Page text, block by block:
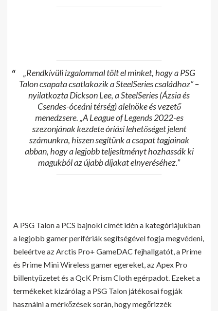
„Rendkívüli izgalommal tölt el minket, hogy a PSG
Talon csapata csatlakozik a SteelSeries családhoz” –
nyilatkozta Dickson Lee, a SteelSeries (Ázsia és
Csendes-óceáni térség) alelnöke és vezető
menedzsere. „A League of Legends 2022-es
szezonjának kezdete óriási lehetőséget jelent
számunkra, hiszen segítünk a csapat tagjainak
abban, hogy a legjobb teljesítményt hozhassák ki
magukból az újabb díjakat elnyeréséhez.”
A PSG Talon a PCS bajnoki címét idén a kategóriájukban
a legjobb gamer perifériák segítségével fogja megvédeni,
beleértve az Arctis Pro+ GameDAC fejhallgatót, a Prime
és Prime Mini Wireless gamer egereket, az Apex Pro
billentyűzetet és a QcK Prism Cloth egérpadot. Ezeket a
termékeket kizárólag a PSG Talon játékosai fogják
használni a mérkőzések során, hogy megőrizzék